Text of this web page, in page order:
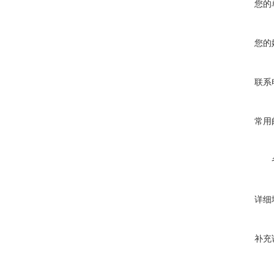
您的
您的
联系
常用
详细
补充